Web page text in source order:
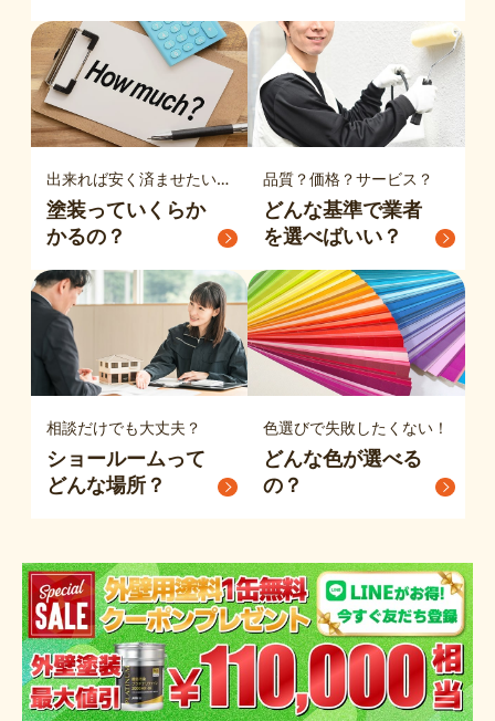
出来れば安く済ませたい…
塗装っていくらか
かるの？
品質？価格？サービス？
どんな基準で業者
を選べばいい？
相談だけでも大丈夫？
ショールームって
どんな場所？
色選びで失敗したくない！
どんな色が選べる
の？